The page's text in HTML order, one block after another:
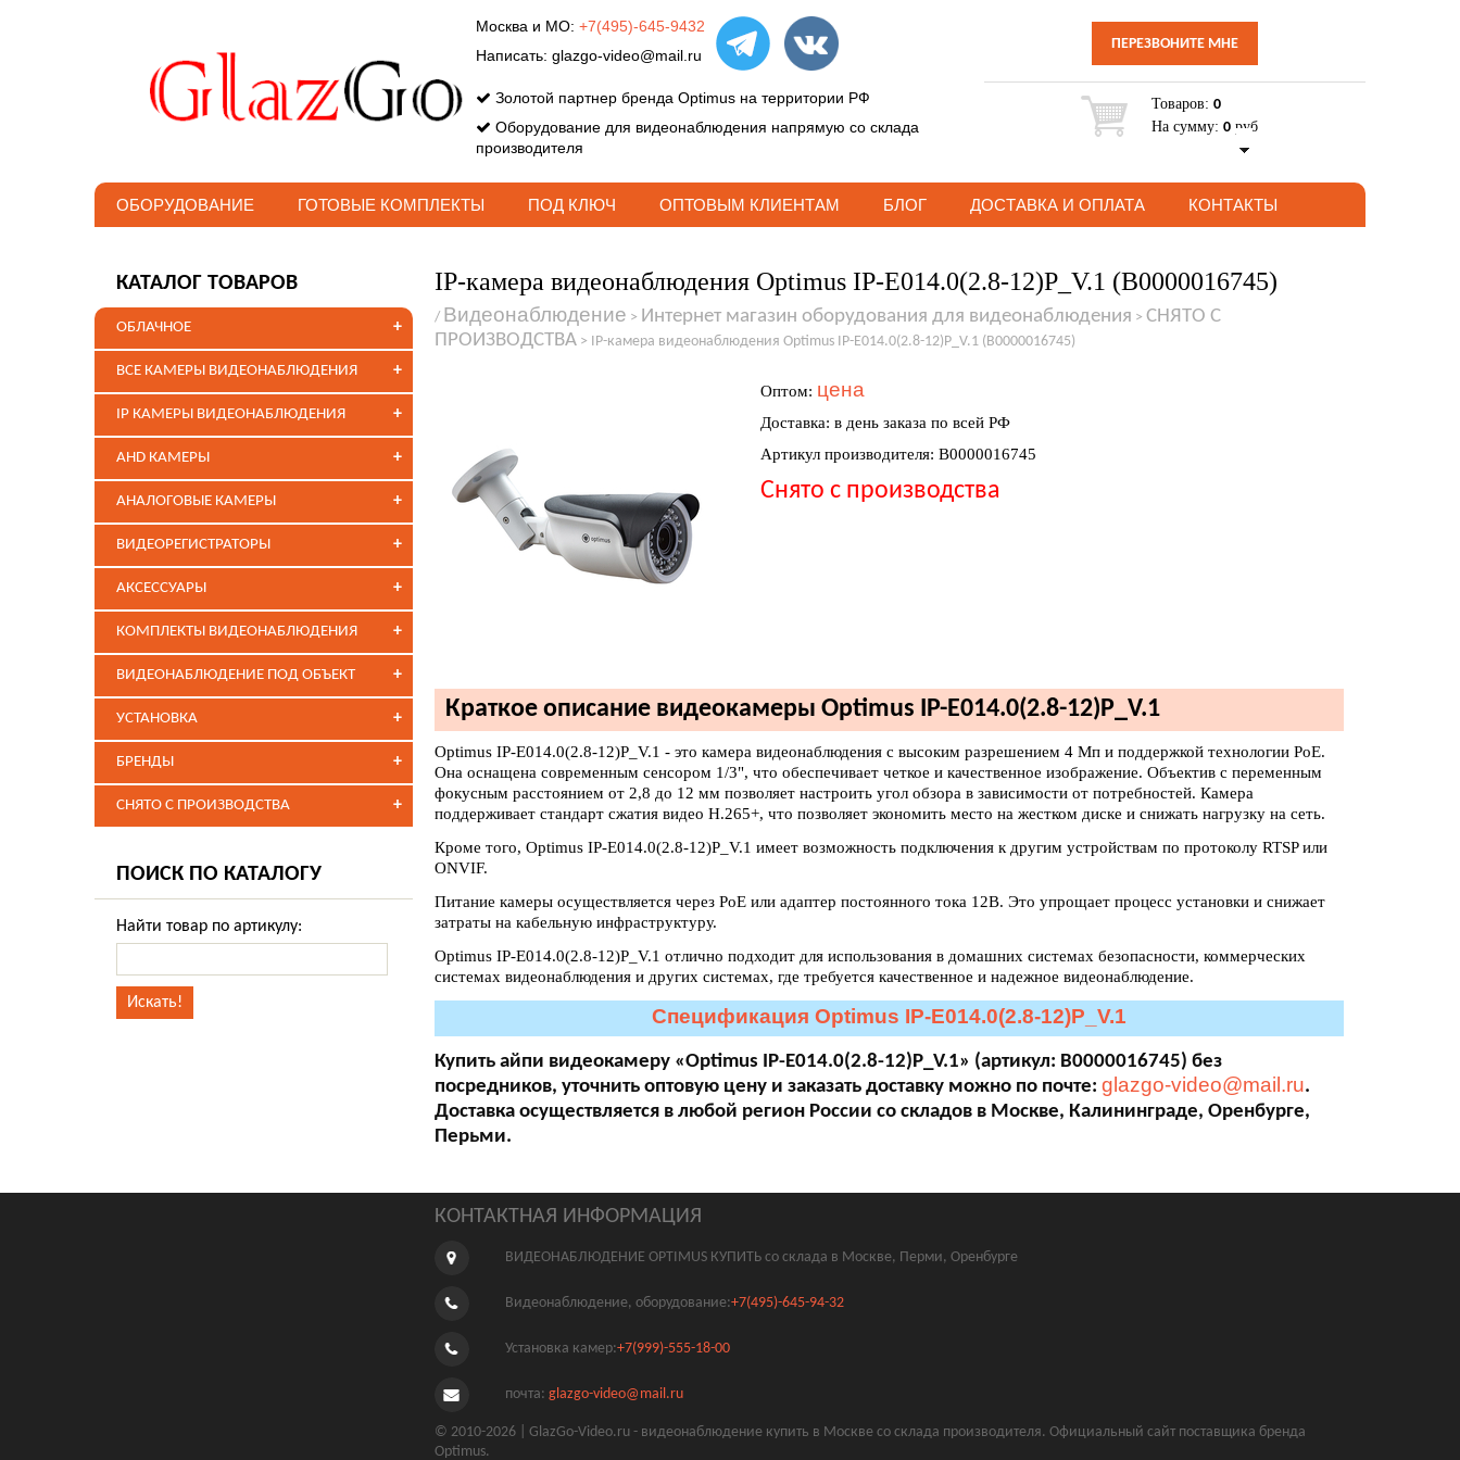
Москва и МО: +7(495)-645-9432
Написать: glazgo-video@mail.ru
Золотой партнер бренда Optimus на территории РФ
Оборудование для видеонаблюдения напрямую со склада
производителя
ПЕРЕЗВОНИТЕ МНЕ
Товаров: 0
На сумму: 0 руб
ОБОРУДОВАНИЕ ГОТОВЫЕ КОМПЛЕКТЫ ПОД КЛЮЧ ОПТОВЫМ КЛИЕНТАМ БЛОГ ДОСТАВКА И ОПЛАТА КОНТАКТЫ
IP-камера видеонаблюдения Optimus IP-E014.0(2.8-12)P_V.1 (В0000016745)
/ Видеонаблюдение > Интернет магазин оборудования для видеонаблюдения > СНЯТО С
ПРОИЗВОДСТВА> IP-камера видеонаблюдения Optimus IP-E014.0(2.8-12)P_V.1 (В0000016745)
Оптом: цена
Доставка: в день заказа по всей РФ
Артикул производителя: В0000016745
Снято с производства
Краткое описание видеокамеры Optimus IP-E014.0(2.8-12)P_V.1
Optimus IP-E014.0(2.8-12)P_V.1 - это камера видеонаблюдения с высоким разрешением 4 Мп и поддержкой технологии PoE.
Она оснащена современным сенсором 1/3", что обеспечивает четкое и качественное изображение. Объектив с переменным
фокусным расстоянием от 2,8 до 12 мм позволяет настроить угол обзора в зависимости от потребностей. Камера
поддерживает стандарт сжатия видео H.265+, что позволяет экономить место на жестком диске и снижать нагрузку на сеть.
Кроме того, Optimus IP-E014.0(2.8-12)P_V.1 имеет возможность подключения к другим устройствам по протоколу RTSP или
ONVIF.
Питание камеры осуществляется через PoE или адаптер постоянного тока 12В. Это упрощает процесс установки и снижает
затраты на кабельную инфраструктуру.
Optimus IP-E014.0(2.8-12)P_V.1 отлично подходит для использования в домашних системах безопасности, коммерческих
системах видеонаблюдения и других системах, где требуется качественное и надежное видеонаблюдение.
Спецификация Optimus IP-E014.0(2.8-12)P_V.1
Купить айпи видеокамеру «Optimus IP-E014.0(2.8-12)P_V.1» (артикул: В0000016745) без
посредников, уточнить оптовую цену и заказать доставку можно по почте: glazgo-video@mail.ru.
Доставка осуществляется в любой регион России со складов в Москве, Калининграде, Оренбурге,
Перьми.
КАТАЛОГ ТОВАРОВ
+
ОБЛАЧНОЕ
+
ВСЕ КАМЕРЫ ВИДЕОНАБЛЮДЕНИЯ
+
IP КАМЕРЫ ВИДЕОНАБЛЮДЕНИЯ
+
AHD КАМЕРЫ
+
АНАЛОГОВЫЕ КАМЕРЫ
+
ВИДЕОРЕГИСТРАТОРЫ
+
АКСЕССУАРЫ
+
КОМПЛЕКТЫ ВИДЕОНАБЛЮДЕНИЯ
+
ВИДЕОНАБЛЮДЕНИЕ ПОД ОБЪЕКТ
+
УСТАНОВКА
+
БРЕНДЫ
+
СНЯТО С ПРОИЗВОДСТВА
ПОИСК ПО КАТАЛОГУ
Найти товар по артикулу:
КОНТАКТНАЯ ИНФОРМАЦИЯ
ВИДЕОНАБЛЮДЕНИЕ OPTIMUS КУПИТЬ со склада в Москве, Перми, Оренбурге
Видеонаблюдение, оборудование:+7(495)-645-94-32
Установка камер:+7(999)-555-18-00
почта: glazgo-video@mail.ru
© 2010-2026 | GlazGo-Video.ru - видеонаблюдение купить в Москве со склада производителя. Официальный сайт поставщика бренда
Optimus.